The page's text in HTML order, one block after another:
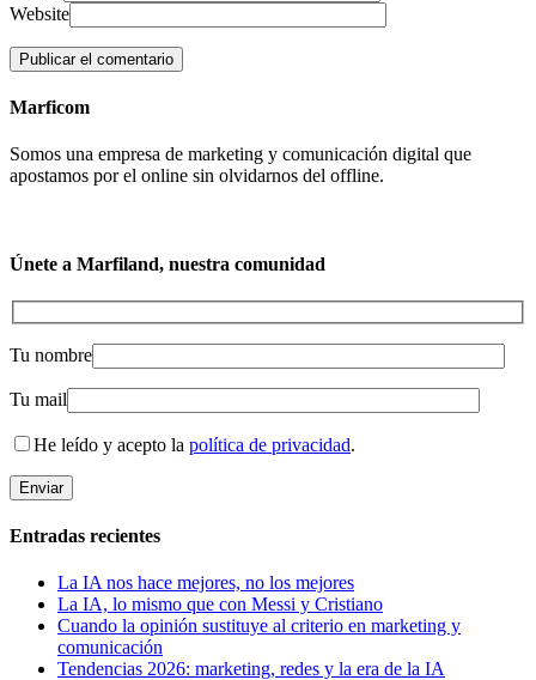
Website
Marficom
Somos una empresa de marketing y comunicación digital que
apostamos por el online sin olvidarnos del offline.
Únete a Marfiland, nuestra comunidad
Tu nombre
Tu mail
He leído y acepto la política de privacidad.
Entradas recientes
La IA nos hace mejores, no los mejores
La IA, lo mismo que con Messi y Cristiano
Cuando la opinión sustituye al criterio en marketing y
comunicación
Tendencias 2026: marketing, redes y la era de la IA